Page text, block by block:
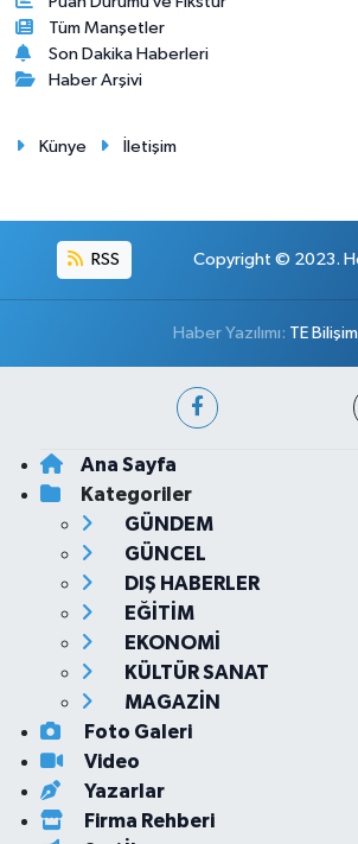
Tüm Manşetler
Son Dakika Haberleri
Haber Arşivi
Künye İletişim
RSS Copyright © 2023.
Haber Yazılımı: TE Bilişim
Ana Sayfa
Kategoriler
GÜNDEM
GÜNCEL
DIŞ HABERLER
EĞİTİM
EKONOMİ
KÜLTÜR SANAT
MAGAZİN
Foto Galeri
Video
Yazarlar
Firma Rehberi